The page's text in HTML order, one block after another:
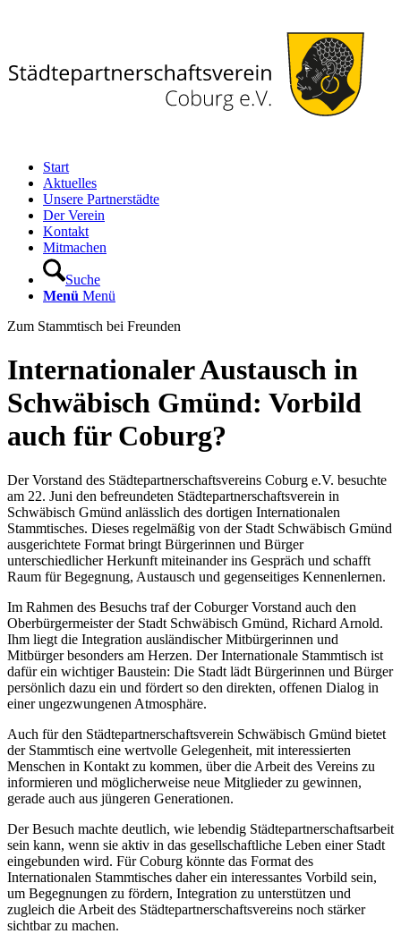
Start
Aktuelles
Unsere Partnerstädte
Der Verein
Kontakt
Mitmachen
Suche
Menü Menü
Zum Stammtisch bei Freunden
Internationaler Austausch in
Schwäbisch Gmünd: Vorbild
auch für Coburg?
Der Vorstand des Städtepartnerschaftsvereins Coburg e.V. besuchte
am 22. Juni den befreundeten Städtepartnerschaftsverein in
Schwäbisch Gmünd anlässlich des dortigen Internationalen
Stammtisches. Dieses regelmäßig von der Stadt Schwäbisch Gmünd
ausgerichtete Format bringt Bürgerinnen und Bürger
unterschiedlicher Herkunft miteinander ins Gespräch und schafft
Raum für Begegnung, Austausch und gegenseitiges Kennenlernen.
Im Rahmen des Besuchs traf der Coburger Vorstand auch den
Oberbürgermeister der Stadt Schwäbisch Gmünd, Richard Arnold.
Ihm liegt die Integration ausländischer Mitbürgerinnen und
Mitbürger besonders am Herzen. Der Internationale Stammtisch ist
dafür ein wichtiger Baustein: Die Stadt lädt Bürgerinnen und Bürger
persönlich dazu ein und fördert so den direkten, offenen Dialog in
einer ungezwungenen Atmosphäre.
Auch für den Städtepartnerschaftsverein Schwäbisch Gmünd bietet
der Stammtisch eine wertvolle Gelegenheit, mit interessierten
Menschen in Kontakt zu kommen, über die Arbeit des Vereins zu
informieren und möglicherweise neue Mitglieder zu gewinnen,
gerade auch aus jüngeren Generationen.
Der Besuch machte deutlich, wie lebendig Städtepartnerschaftsarbeit
sein kann, wenn sie aktiv in das gesellschaftliche Leben einer Stadt
eingebunden wird. Für Coburg könnte das Format des
Internationalen Stammtisches daher ein interessantes Vorbild sein,
um Begegnungen zu fördern, Integration zu unterstützen und
zugleich die Arbeit des Städtepartnerschaftsvereins noch stärker
sichtbar zu machen.